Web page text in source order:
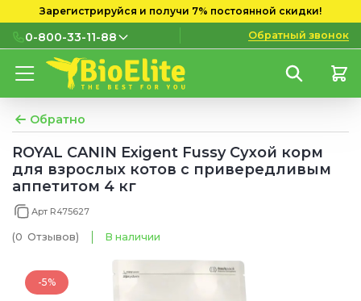
Зарегистрируйся и получи 7% постоянной скидки!
0-800-33-11-88
0-800-33-11-88
мобильных номеров
(097) 133 11 88
(095) 133 11 88
(073) 133 11 88
Обратный звонок
Обратно
ROYAL CANIN Exigent Fussy Сухой корм
для взрослых котов с привередливым
аппетитом 4 кг
Арт R475627
(0 Отзывов) В наличии
-5%